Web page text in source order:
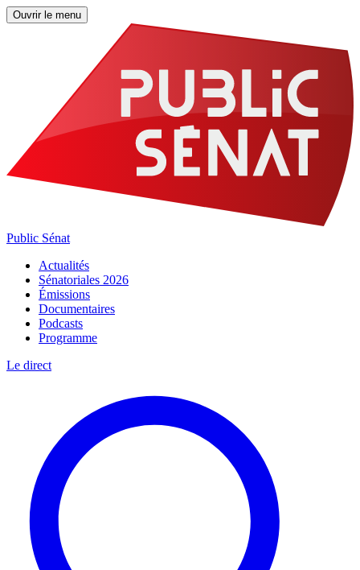
Ouvrir le menu
Public Sénat
Actualités
Sénatoriales 2026
Émissions
Documentaires
Podcasts
Programme
Le direct